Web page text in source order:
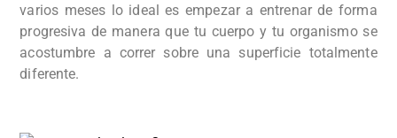
varios meses lo ideal es empezar a entrenar de forma
progresiva de manera que tu cuerpo y tu organismo se
acostumbre a correr sobre una superficie totalmente
diferente.